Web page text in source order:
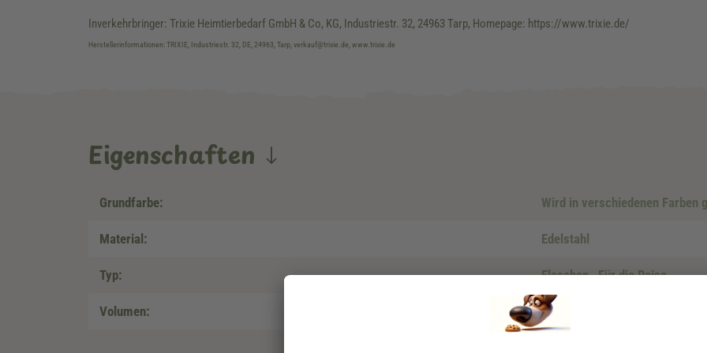
Inverkehrbringer: Trixie Heimtierbedarf GmbH & Co, KG, Industriestr. 32, 24963 Tarp, Homepage: https://www.trixie.de/
Herstellerinformationen: TRIXIE, Industriestr. 32, DE, 24963, Tarp, verkauf@trixie.de, www.trixie.de
Eigenschaften
Grundfarbe: Wird in verschiedenen Farben
Material: Edelstahl
Typ: Flaschen, Für die Reise
Volumen: 0,5 - 1 Liter